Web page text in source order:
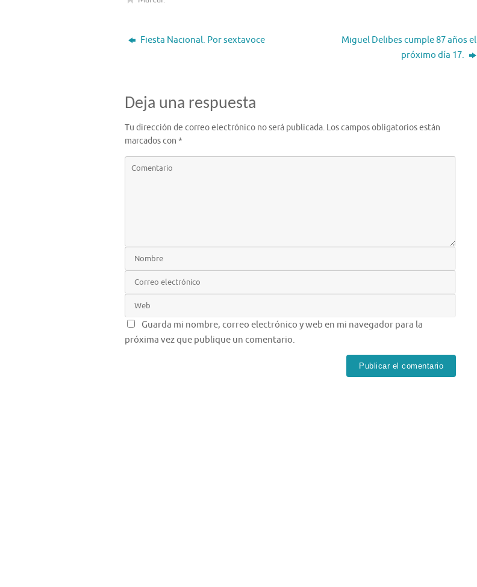
Fiesta Nacional. Por sextavoce
Miguel Delibes cumple 87 años el
próximo día 17.
Deja una respuesta
Tu dirección de correo electrónico no será publicada. Los campos obligatorios están
marcados con *
Guarda mi nombre, correo electrónico y web en mi navegador para la
próxima vez que publique un comentario.